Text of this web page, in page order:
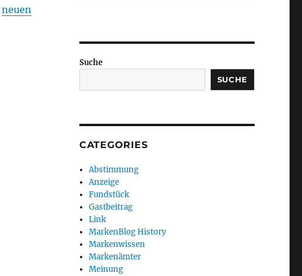
neuen
Suche
SUCHE
CATEGORIES
Abstimmung
Anzeige
Fundstück
Gastbeitrag
Link
MarkenBlog History
Markenwissen
Markenämter
Meinung